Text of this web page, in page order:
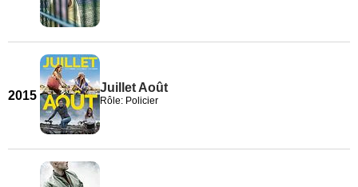
2015
Juillet Août
Rôle: Policier